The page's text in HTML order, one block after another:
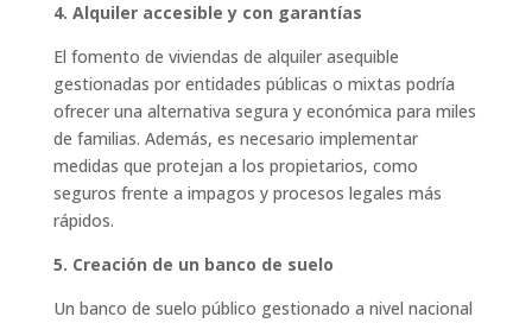
4. Alquiler accesible y con garantías
El fomento de viviendas de alquiler asequible
gestionadas por entidades públicas o mixtas podría
ofrecer una alternativa segura y económica para miles
de familias. Además, es necesario implementar
medidas que protejan a los propietarios, como
seguros frente a impagos y procesos legales más
rápidos.
5. Creación de un banco de suelo
Un banco de suelo público gestionado a nivel nacional